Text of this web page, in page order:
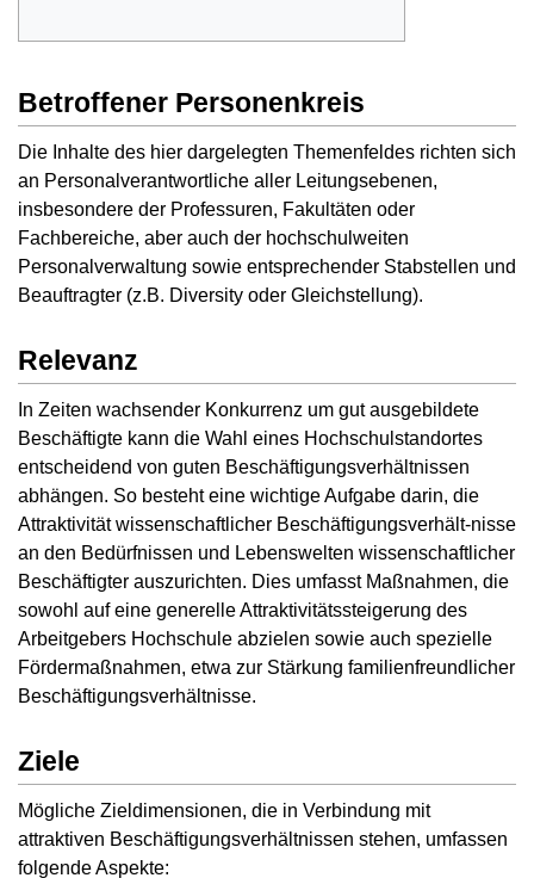
Betroffener Personenkreis
Die Inhalte des hier dargelegten Themenfeldes richten sich
an Personalverantwortliche aller Leitungsebenen,
insbesondere der Professuren, Fakultäten oder
Fachbereiche, aber auch der hochschulweiten
Personalverwaltung sowie entsprechender Stabstellen und
Beauftragter (z.B. Diversity oder Gleichstellung).
Relevanz
In Zeiten wachsender Konkurrenz um gut ausgebildete
Beschäftigte kann die Wahl eines Hochschulstandortes
entscheidend von guten Beschäftigungsverhältnissen
abhängen. So besteht eine wichtige Aufgabe darin, die
Attraktivität wissenschaftlicher Beschäftigungsverhält-nisse
an den Bedürfnissen und Lebenswelten wissenschaftlicher
Beschäftigter auszurichten. Dies umfasst Maßnahmen, die
sowohl auf eine generelle Attraktivitätssteigerung des
Arbeitgebers Hochschule abzielen sowie auch spezielle
Fördermaßnahmen, etwa zur Stärkung familienfreundlicher
Beschäftigungsverhältnisse.
Ziele
Mögliche Zieldimensionen, die in Verbindung mit
attraktiven Beschäftigungsverhältnissen stehen, umfassen
folgende Aspekte: